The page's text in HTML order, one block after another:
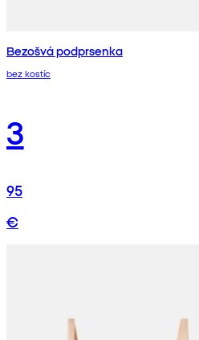
Bezošvá podprsenka
bez kostíc
3
95
€